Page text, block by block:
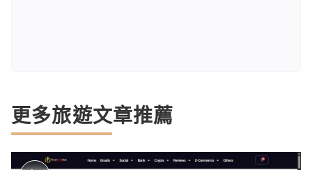
更多旅遊文章推薦